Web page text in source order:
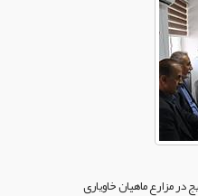
مزارع ماهیان خاویاری